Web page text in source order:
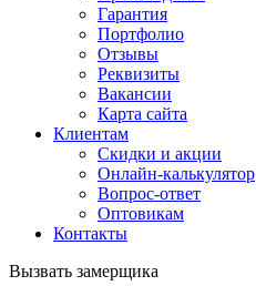
Гарантия
Портфолио
Отзывы
Реквизиты
Вакансии
Карта сайта
Клиентам
Скидки и акции
Онлайн-калькулятор
Вопрос-ответ
Оптовикам
Контакты
Вызвать замерщика